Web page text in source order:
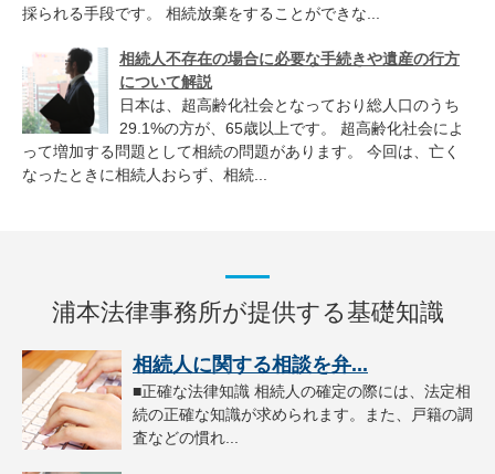
採られる手段です。 相続放棄をすることができな...
相続人不存在の場合に必要な手続きや遺産の行方
について解説
日本は、超高齢化社会となっており総人口のうち
29.1%の方が、65歳以上です。 超高齢化社会によ
って増加する問題として相続の問題があります。 今回は、亡く
なったときに相続人おらず、相続...
浦本法律事務所が提供する基礎知識
相続人に関する相談を弁...
■正確な法律知識 相続人の確定の際には、法定相
続の正確な知識が求められます。また、戸籍の調
査などの慣れ...